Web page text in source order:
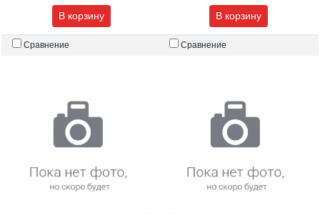
В корзину
Сравнение
В корзину
Сравнение